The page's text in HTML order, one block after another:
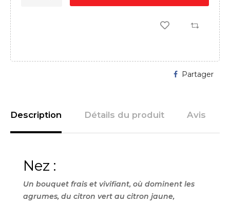
Partager
Description Détails du produit Avis
Nez :
Un bouquet frais et vivifiant, où dominent les
agrumes, du citron vert au citron jaune,